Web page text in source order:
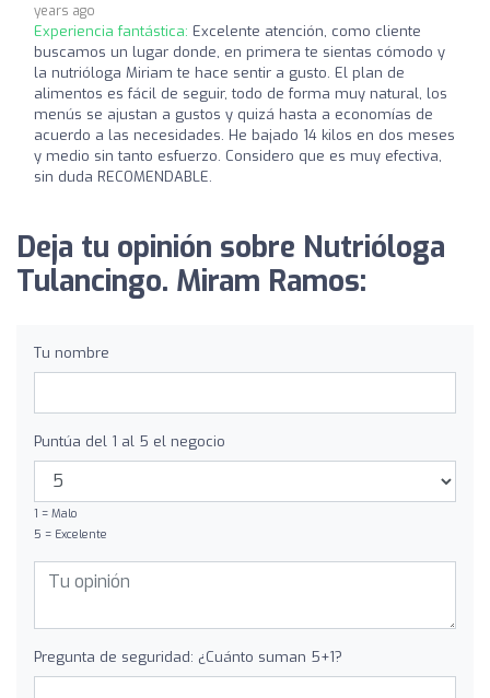
years ago
Experiencia fantástica: Excelente atención, como cliente
buscamos un lugar donde, en primera te sientas cómodo y
la nutrióloga Miriam te hace sentir a gusto. El plan de
alimentos es fácil de seguir, todo de forma muy natural, los
menús se ajustan a gustos y quizá hasta a economías de
acuerdo a las necesidades. He bajado 14 kilos en dos meses
y medio sin tanto esfuerzo. Considero que es muy efectiva,
sin duda RECOMENDABLE.
Deja tu opinión sobre Nutrióloga
Tulancingo. Miram Ramos:
Tu nombre
Puntúa del 1 al 5 el negocio
1 = Malo
5 = Excelente
Pregunta de seguridad: ¿Cuánto suman 5+1?